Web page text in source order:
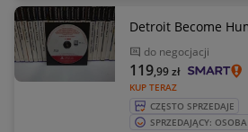
Detroit Become
do negocjacji
KUP TERAZ
119,99zł
CZĘSTO SPRZEDAJE
SPRZEDAJĄCY: